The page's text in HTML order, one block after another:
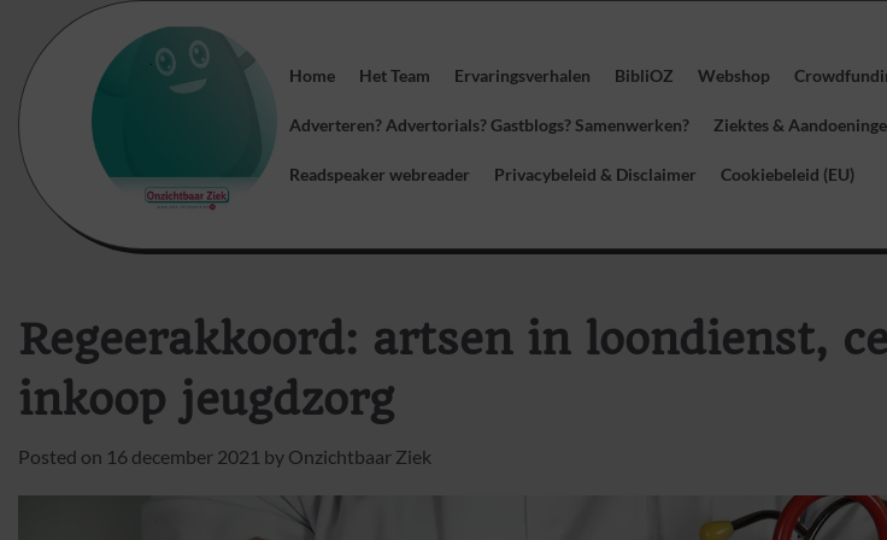
content
Home Het Team Ervaringsverhalen BibliOZ Webshop
Adverteren? Advertorials? Gastblogs? Samenwerken? Ziektes &
Readspeaker webreader Privacybeleid & Disclaimer Cookiebeleid (EU)
Regeerakkoord: artsen in loondienst,
inkoop jeugdzorg
Posted on 16 december 2021 by Onzichtbaar Ziek